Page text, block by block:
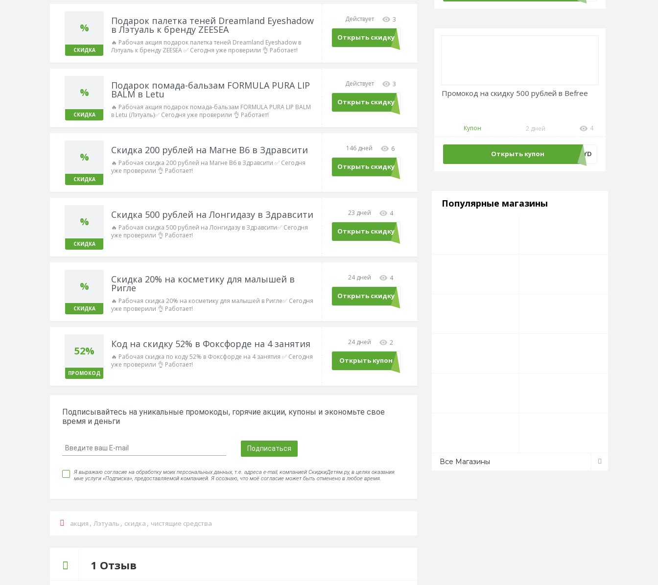
%
СКИДКА
Подарок палетка теней Dreamland Eyeshadow
в Лэтуаль к бренду ZEESEA
🔥 Рабочая акция подарок палетка теней Dreamland Eyeshadow в
Лэтуаль к бренду ZEESEA ✅ Сегодня уже проверили 👌 Работает!
Действует 3
Открыть скидку
%
СКИДКА
Подарок помада-бальзам FORMULA PURA LIP
BALM в Letu
🔥 Рабочая акция подарок помада-бальзам FORMULA PURA LIP BALM
в Letu (Лэтуаль)✅ Сегодня уже проверили 👌 Работает!
Действует 3
Открыть скидку
%
СКИДКА
Скидка 200 рублей на Магне В6 в Здравсити
🔥 Рабочая скидка 200 рублей на Магне В6 в Здравсити ✅ Сегодня
уже проверили 👌 Работает!
146 дней 6
Открыть скидку
%
СКИДКА
Скидка 500 рублей на Лонгидазу в Здравсити
🔥 Рабочая скидка 500 рублей на Лонгидазу в Здравсити✅ Сегодня
уже проверили 👌 Работает!
23 дней 4
Открыть скидку
%
СКИДКА
Скидка 20% на косметику для малышей в
Ригле
🔥 Рабочая скидка 20% на косметику для малышей в Ригле✅ Сегодня
уже проверили 👌 Работает!
24 дней 4
Открыть скидку
52%
ПРОМОКОД
Код на скидку 52% в Фоксфорде на 4 занятия
🔥 Рабочая скидка по коду 52% в Фоксфорде на 4 занятия ✅ Сегодня
уже проверили 👌 Работает!
24 дней 2
Открыть купон
LANG52
Подписывайтесь на уникальные промокоды, горячие акции, купоны и экономьте свое
время и деньги
Подписаться
Я выражаю согласие на обработку моих персональных данных, т.е. адреса e-mail, компанией СкидкиДетям.ру, в целях оказания
мне услуги «Подписка», предоставляемой компанией. Я осознаю, что моё согласие может быть отменено в любое время.
акция , Лэтуаль , скидка , чистящие средства
1 Отзыв
Промокод на скидку 500 рублей в Befree
Купон 2 дней 4
Открыть купон ADM500C4YD
Популярные магазины
Все Магазины